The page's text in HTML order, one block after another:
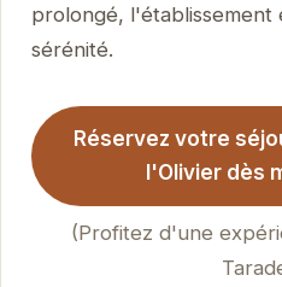
prolongé, l'établissement
sérénité.
Réservez votre
l'Olivier dès
(Profitez d'une